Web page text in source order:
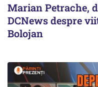
Marian Petrache,
DCNews despre
Bolojan